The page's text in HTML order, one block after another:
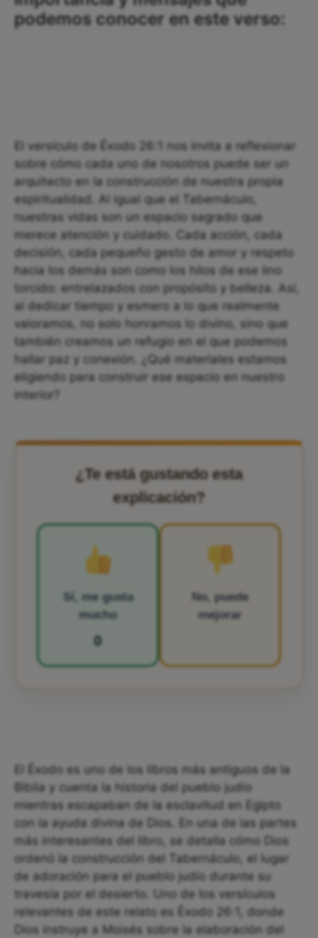
podemos conocer en este verso:
El versículo de Éxodo 26:1 nos invita a reflexionar
sobre cómo cada uno de nosotros puede ser un
arquitecto en la construcción de nuestra propia
espiritualidad. Al igual que el Tabernáculo,
nuestras vidas son un espacio sagrado que
merece atención y cuidado. Cada acción, cada
decisión, cada pequeño gesto de amor y respeto
hacia los demás son como los hilos de ese lino
torcido: entrelazados con propósito y belleza. Así,
al dedicar tiempo y esmero a lo que realmente
valoramos, no solo honramos lo divino, sino que
también creamos un refugio en el que podemos
hallar paz y conexión. ¿Qué materiales estamos
eligiendo para construir ese espacio en nuestro
interior?
¿Te está gustando esta
explicación?
Sí, me gusta
mucho
0
No, puede
mejorar
El Éxodo es uno de los libros más antiguos de la
Biblia y cuenta la historia del pueblo judío
mientras escapaban de la esclavitud en Egipto
con la ayuda divina de Dios. En una de las partes
más interesantes del libro, se detalla cómo Dios
ordenó la construcción del Tabernáculo, el lugar
de adoración para el pueblo judío durante su
travesía por el desierto. Uno de los versículos
relevantes de este relato es Éxodo 26:1, donde
Dios instruye a Moisés sobre la elaboración del